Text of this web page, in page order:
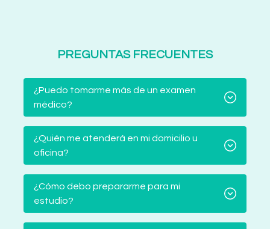
PREGUNTAS FRECUENTES
¿Puedo tomarme más de un examen
médico?
¿Quién me atenderá en mi domicilio u
oficina?
¿Cómo debo prepararme para mi
estudio?